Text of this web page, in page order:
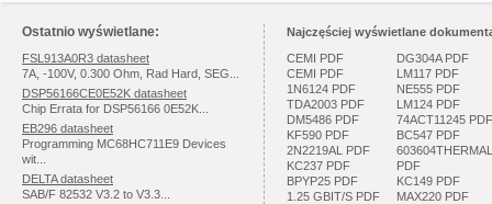
Ostatnio wyświetlane:
FSL913A0R3 datasheet
7A, -100V, 0.300 Ohm, Rad Hard, SEG...
DSP56166CE0E52K datasheet
Chip Errata for DSP56166 0E52K...
EB296 datasheet
Programming MC68HC711E9 Devices
wit...
DELTA datasheet
SAB/F 82532 V3.2 to V3.3...
Najczęściej wyświetlane
CEMI PDF
CEMI PDF
1N6124 PDF
TDA2003 PDF
DM5486 PDF
KF590 PDF
2N2219AL PDF
KC237 PDF
BPYP25 PDF
1.25 GBIT/S PDF
DG304A PDF
LM117 PDF
NE555 PDF
LM124 PDF
74ACT11245 PDF
BC547 PDF
603604THERMAL
PDF
KC149 PDF
MAX220 PDF